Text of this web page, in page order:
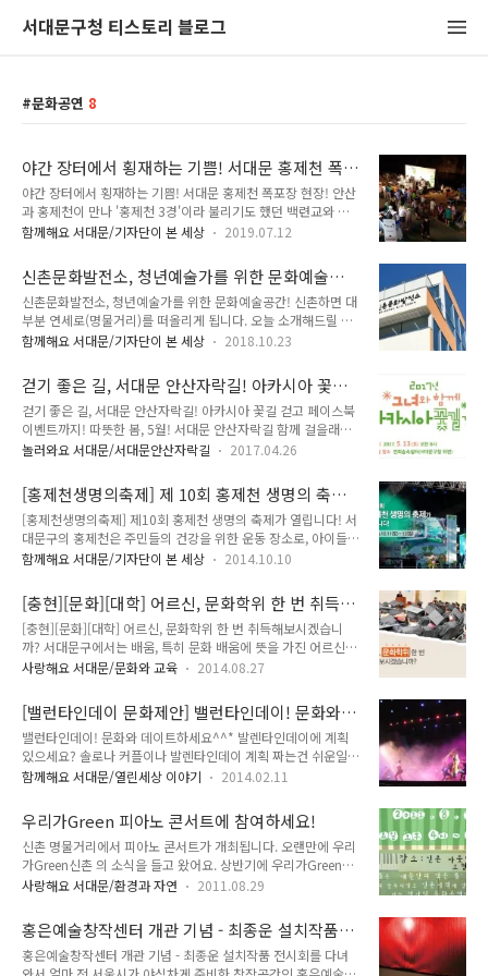
서대문구청 티스토리 블로그
문화공연 8
야간 장터에서 횡재하는 기쁨! 서대문 홍제천 폭
포장 현장!
야간 장터에서 횡재하는 기쁨! 서대문 홍제천 폭포장 현장! 안산
과 홍제천이 만나 '홍제천 3경'이라 불리기도 했던 백련교와 홍
연교 부근에 음악 분수, 인공폭포 등 친수공간을 조성하여 자연
이곳에서 '야간 홍제천 폭포장'은 프리마켓과 벼룩시장, 문화공
연 등 다채로운 행사가 오후 4~9시까지 민과 관이 함께 협치로
진행되었어요. ▲ 홍제천폭포장 야간 장터 모습 홍제천 폭포장
은 협치 경제산업분과에서 민과 관이 함께 의제 발굴로 18년 서
울시 협치 의제 사업으로 선정되어 진행되는 것인데요. 홍제천
있고, 흐르는 물처럼 장터도 지속적으로 유지되면서 지역 경제도
폭포처럼 솟아 나오듯이 잘 이루어..
함께해요 서대문/기자단이 본 세상 2019.07.12
신촌문화발전소, 청년예술가를 위한 문화예술공
간!
신촌문화발전소, 청년예술가를 위한 문화예술공간! 신촌하면 대
부분 연세로(명물거리)를 떠올리게 됩니다. 오늘 소개해드릴 곳
은 조금은 생소할 수 있는 곳인데요. TONG지기 강력 추천하는
는데요. 그중에서 오늘 소개할 곳은 '신촌문화발전소'입니다. 연
세로를 기준으로 우측(이대 방면) 언덕진 골목에 신촌의 문화 아
지트 공간인 '신촌문화발전소'가 위치해 있습니다. 생긴 지 1년
도 채 안되서 아직 모르는 분들이 많은것 같습니다. 위치 또한 원
룸촌이 많은 골목에 있어서 일부러 찾아가지 않는다면 그냥 쉽게
기 위해 직접 방문했습니다. ▲ 신촌문화발전소 외관 신촌문화
발전소 외관입니다. 첫느낌이 ..
함께해요 서대문/기자단이 본 세상 2018.10.23
걷기 좋은 길, 서대문 안산자락길! 아카시아 꽃길
걷고 페이스북 이벤트까지!
걷기 좋은 길, 서대문 안산자락길! 아카시아 꽃길 걷고 페이스북
이벤트까지! 따뜻한 봄, 5월! 서대문 안산자락길 함께 걸을래요?
^^ '2017년 그녀와 함께 아카시아 꽃길 걷기' 행사가 열립니
차게 준비했답니다~ TONG지기와 함께 자세히 알아볼까요
2017년 그녀와 함께 아카시아 꽃길 걷기 ● 일 시 : 2017. 5.
13.(토) 오전 8시 ● 장 소 : 연희숲속쉼터(서대문구청 뒤편) ●
걷 는 길 : 안산자락길 전 구간(7km), 약 2시간 30분 소요 ● 특
별손님 : 임춘애('86년 아시안게임 육상 금메달) ● 부대행사 :
사전 접수 / 당일 현장접수 가능 ● ..
놀러와요 서대문/서대문안산자락길 2017.04.26
[홍제천생명의축제] 제 10회 홍제천 생명의 축제
가 열립니다!
[홍제천생명의축제] 제10회 홍제천 생명의 축제가 열립니다! 서
대문구의 홍제천은 주민들의 건강을 위한 운동 장소로, 아이들에
게 자연체험학습장으로 인기 있는 곳입니다. 2003년부터 시작
까지 많은 노력이 있었습니다. 이를 기념하기 위해 2005년부터
시작된 홍제천 생명의 축제가 벌써 열번째로 열리게 됩니다.
2014년 10월 11일과 12일 열리는 축제에 초대합니다! 홍제천
생명의 축제는 2005년부터 다양한 문화행사와 환경보호활동의
중요성을 알리는 다양한 프로그램들이 마련되어 올해 제 10회
일 홍제천 연가교 둔치 특설무대에서 열리는 이번 축제는 지난
10년간의 발자취와 홍제천의 ..
함께해요 서대문/기자단이 본 세상 2014.10.10
[충현][문화][대학] 어르신, 문화학위 한 번 취득
해보시겠습니까?
[충현][문화][대학] 어르신, 문화학위 한 번 취득해보시겠습니
까? 서대문구에서는 배움, 특히 문화 배움에 뜻을 가진 어르신분
들을 위한 다양한 프로그램을 안내하고 있는데요! 나이는 숫자
있잖아요^^* 이번에 Tong에서는요~ 서대문구 충현동 주민센
터에서 운영되는 [충현 어르신 문화 대학] 프로그램을 소개하고
자 합니다~ [충현 어르신 문화대학]은 어르신들의 행복한 노후
생활을 위해!! 생활건강, 노후설계, 가족관계, 역사강좌는 물론
문화공연 관람 등 어르신들의 생활에 활력을 주고 격식에 맞는
강의와 주변 문화시설을 이용을 통해 어르신들 사이의 소통 강화
도 기대하고 있어요^^* 문화대학에..
사랑해요 서대문/문화와 교육 2014.08.27
[밸런타인데이 문화제안] 밸런타인데이! 문화와
데이트하세요~
밸런타인데이! 문화와 데이트하세요^^* 발렌타인데이에 계획
있으세요? 솔로나 커플이나 발렌타인데이 계획 짜는건 쉬운일이
아니죠? 서대문 TONG이 문화와 데이트 주선해 드릴까요? ▶
미술관이 공동으로 개최하는 본 전시는 3월 30일까지 덕수궁미
술관에서 열립니다. 이중섭의 '황소', 박수근의 '빨랫터', 김환기
의 '산월' 등 1920~70년대 한국미술을 대표하는 작가 57명의
걸작 100점을 선보입니다. 매번 똑같은 데이트말고 이런 걸작들
과 함께하는 밸런타인데이는 어떠세요? 자세한 내용은
공원 상암동 평화의공연 평화광장에는 2월 28일까지 억새를 이
용하여 만든 멋진 '억..
함께해요 서대문/열린세상 이야기 2014.02.11
우리가Green 피아노 콘서트에 참여하세요!
신촌 명물거리에서 피아노 콘서트가 개최됩니다. 오랜만에 우리
가Green신촌 의 소식을 들고 왔어요. 상반기에 우리가Green신
촌은 총 5회의 오래뜰 행사와 신촌 대학연합축제를 개최했는데
는거, 아시죠?^^ 5번째 오래뜰에서는 시민이 어떤 오래뜰 행사
를 원하는지 알아보기 위해 직접 거리로 나가 설문조사를 했어
요. 그 결과, 시민들은 음악공연, 퍼포먼스 등이 풍부한 볼거리가
사랑해요 서대문/환경과 자연 2011.08.29
홍은예술창작센터 개관 기념 - 최종운 설치작품
전시회
홍은예술창작센터 개관 기념 - 최종운 설치작품 전시회를 다녀